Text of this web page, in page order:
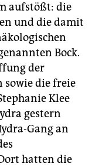
aufstößt: die
und die damit
Bock.
der
sowie die freie
Klee
gestern
Gang an
hatten die